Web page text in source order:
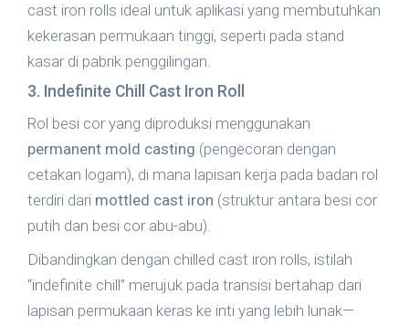
cast iron rolls ideal untuk aplikasi yang membutuhkan
kekerasan permukaan tinggi, seperti pada stand
kasar di pabrik penggilingan.
3. Indefinite Chill Cast Iron Roll
Rol besi cor yang diproduksi menggunakan
permanent mold casting (pengecoran dengan
cetakan logam), di mana lapisan kerja pada badan rol
terdiri dari mottled cast iron (struktur antara besi cor
putih dan besi cor abu-abu).
Dibandingkan dengan chilled cast iron rolls, istilah
“indefinite chill” merujuk pada transisi bertahap dari
lapisan permukaan keras ke inti yang lebih lunak—